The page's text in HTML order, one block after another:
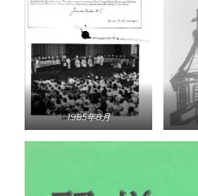
1985年8月